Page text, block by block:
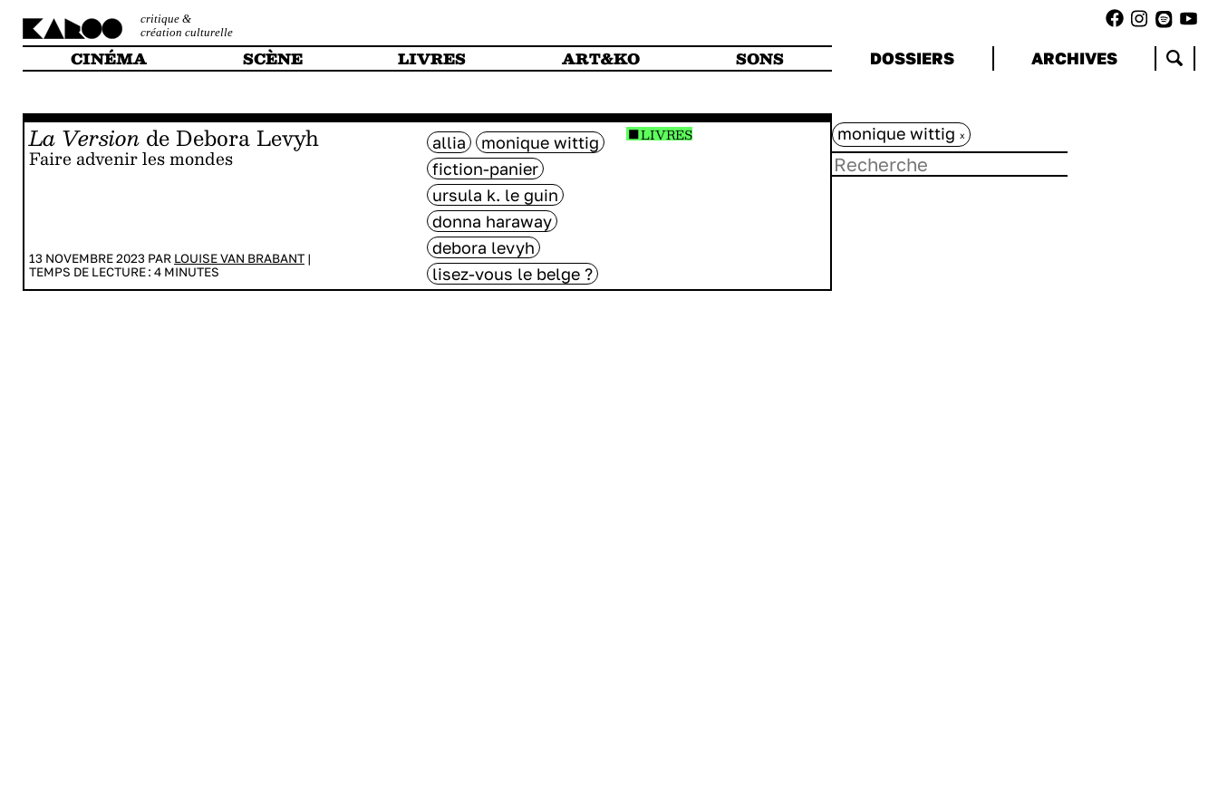
critique &
création culturelle
CINÉMA SCÈNE LIVRES ART&KO SONS DOSSIERS ARCHIVES
La Version de Debora Levyh
Faire advenir les mondes
13 NOVEMBRE 2023 PAR LOUISE VAN BRABANT |
TEMPS DE LECTURE : 4 MINUTES
allia
monique wittig
fiction-panier
ursula k. le guin
donna haraway
debora levyh
lisez-vous le belge ?
LIVRES monique wittig x